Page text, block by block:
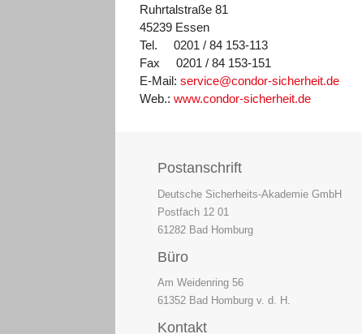
Ruhrtalstraße 81
45239 Essen
Tel. 0201 / 84 153-113
Fax 0201 / 84 153-151
E-Mail: service@condor-sicherheit.de
Web.: www.condor-sicherheit.de
Postanschrift
Deutsche Sicherheits-Akademie GmbH
Postfach 12 01
61282 Bad Homburg
Büro
Am Weidenring 56
61352 Bad Homburg v. d. H.
Kontakt